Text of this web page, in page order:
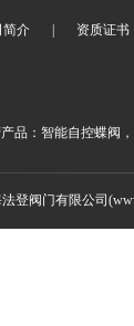
简介 资质证书
品：智能自控蝶阀
登阀门有限公司